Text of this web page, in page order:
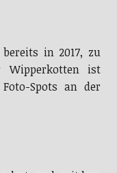
in 2017, zu
Wipperkotten ist
Spots an der